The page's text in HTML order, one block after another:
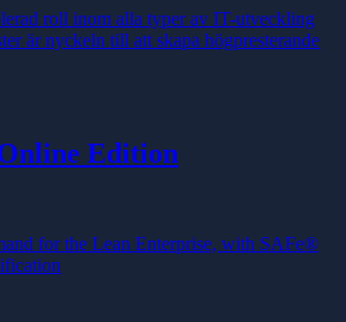
roll inom alla typer av IT-utveckling
är nyckeln till att skapa högpresterande
Edition
for the Lean Enterprise, with SAFe®